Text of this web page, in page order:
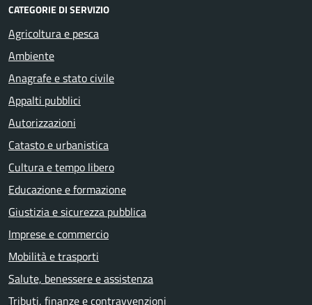
CATEGORIE DI SERVIZIO
Agricoltura e pesca
Ambiente
Anagrafe e stato civile
Appalti pubblici
Autorizzazioni
Catasto e urbanistica
Cultura e tempo libero
Educazione e formazione
Giustizia e sicurezza pubblica
Imprese e commercio
Mobilità e trasporti
Salute, benessere e assistenza
Tributi, finanze e contravvenzioni